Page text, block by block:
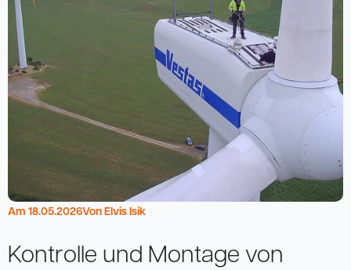
Am 18.05.2026Von Elvis Isik
Kontrolle und Montage von